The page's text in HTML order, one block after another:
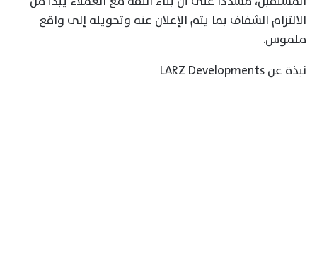
الالتزام الشفاف بما يتم الإعلان عنه وتحويله إلى واقع
ملموس.
نبذة عن LARZ Developments